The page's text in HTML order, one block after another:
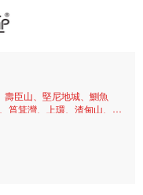
壽臣山、堅尼地城、鰂魚
筲箕灣、上環、渣甸山、跑
灣、薄扶林、灣仔北、淺水
仔、西營盤、東半山、北角